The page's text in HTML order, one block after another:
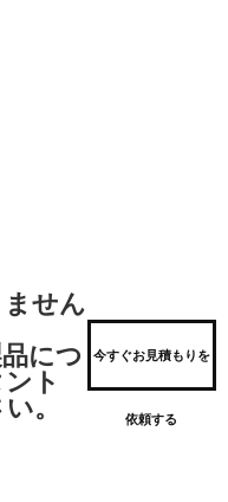
せん
につ
ト
。
今すぐお見積もりを
依頼する